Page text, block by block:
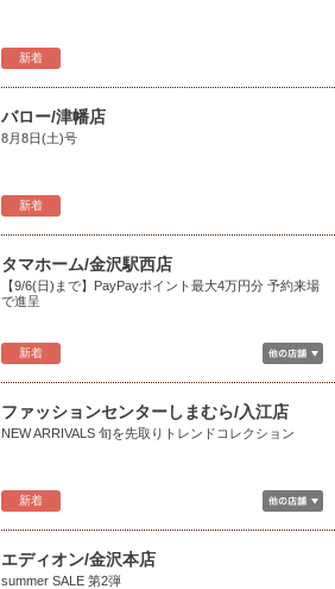
新着
新着
バロー/津幡店
8月8日(土)号
新着
タマホーム/金沢駅西店
【9/6(日)まで】PayPayポイント最大4万円分 予約来場
で進呈
新着
ファッションセンターしまむら/入江店
NEW ARRIVALS 旬を先取りトレンドコレクション
エディオン/金沢本店
summer SALE 第2弾